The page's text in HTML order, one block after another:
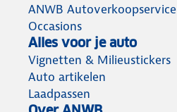
ANWB Autoverkoopservice
Occasions
Alles voor je auto
Vignetten & Milieustickers
Auto artikelen
Laadpassen